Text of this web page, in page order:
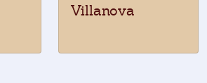
Villanova